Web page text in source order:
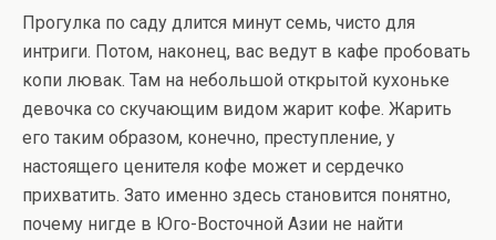
Прогулка по саду длится минут семь, чисто для
интриги. Потом, наконец, вас ведут в кафе пробовать
копи лювак. Там на небольшой открытой кухоньке
девочка со скучающим видом жарит кофе. Жарить
его таким образом, конечно, преступление, у
настоящего ценителя кофе может и сердечко
прихватить. Зато именно здесь становится понятно,
почему нигде в Юго-Восточной Азии не найти